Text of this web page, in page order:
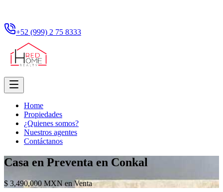
+52 (999) 2 75 8333
Home
Propiedades
¿Quienes somos?
Nuestros agentes
Contáctanos
Casa en Preventa en Conkal
$ 3,490,000 MXN en Venta